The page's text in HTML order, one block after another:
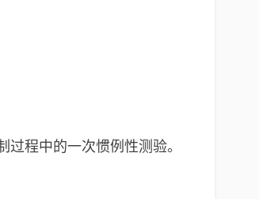
程中的一次惯例性测验。